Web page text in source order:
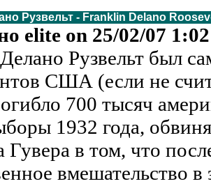
Рузвельт - Franklin Delano
elite on 25/02/07 1:02
Рузвельт был
США (если не
700 тысяч
1932 года,
Гувера в том, что
вмешательство